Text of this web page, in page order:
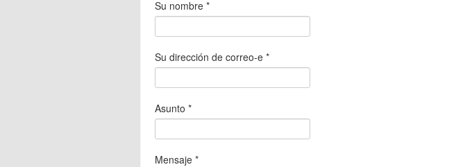
Su nombre *
Su dirección de correo-e *
Asunto *
Mensaje *